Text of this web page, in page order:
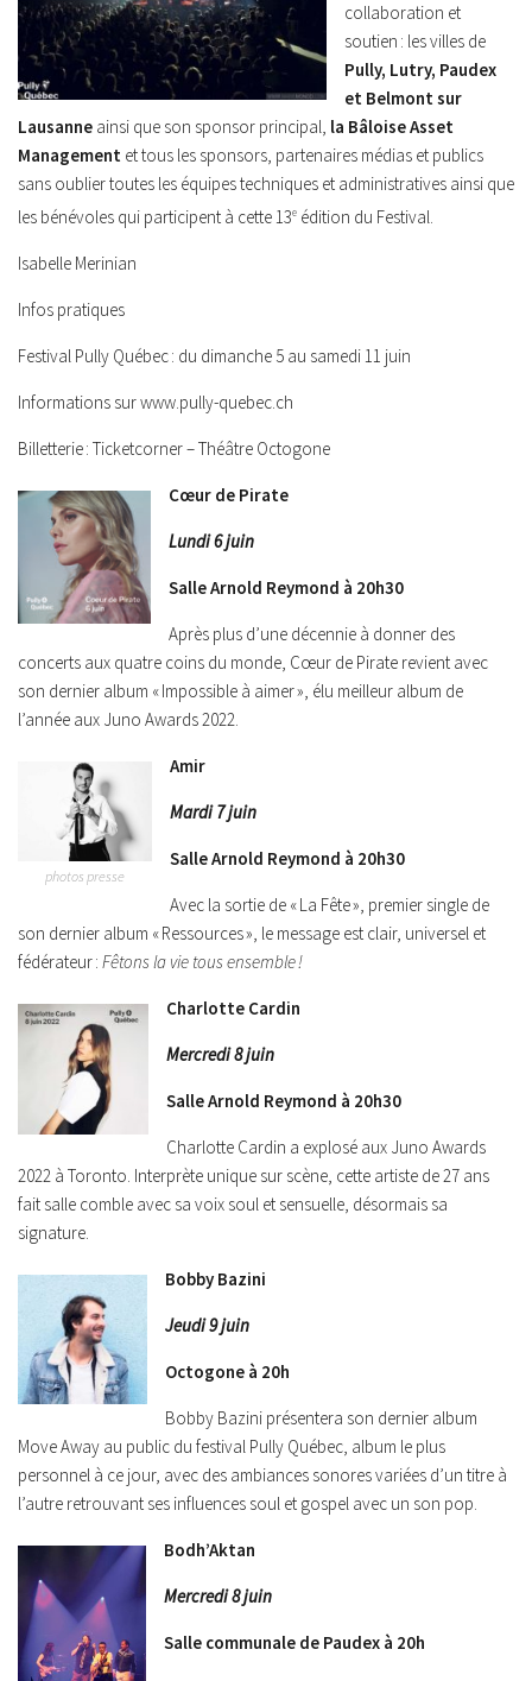
collaboration et
soutien : les villes de
Pully, Lutry, Paudex
et Belmont sur
Lausanne ainsi que son sponsor principal, la Bâloise Asset
Management et tous les sponsors, partenaires médias et publics
sans oublier toutes les équipes techniques et administratives ainsi que
les bénévoles qui participent à cette 13e édition du Festival.
Isabelle Merinian
Infos pratiques
Festival Pully Québec : du dimanche 5 au samedi 11 juin
Informations sur www.pully-quebec.ch
Billetterie : Ticketcorner – Théâtre Octogone
Cœur de Pirate
Lundi 6 juin
Salle Arnold Reymond à 20h30
Après plus d’une décennie à donner des
concerts aux quatre coins du monde, Cœur de Pirate revient avec
son dernier album « Impossible à aimer », élu meilleur album de
l’année aux Juno Awards 2022.
photos presse
Amir
Mardi 7 juin
Salle Arnold Reymond à 20h30
Avec la sortie de « La Fête », premier single de
son dernier album « Ressources », le message est clair, universel et
fédérateur : Fêtons la vie tous ensemble !
Charlotte Cardin
Mercredi 8 juin
Salle Arnold Reymond à 20h30
Charlotte Cardin a explosé aux Juno Awards
2022 à Toronto. Interprète unique sur scène, cette artiste de 27 ans
fait salle comble avec sa voix soul et sensuelle, désormais sa
signature.
Bobby Bazini
Jeudi 9 juin
Octogone à 20h
Bobby Bazini présentera son dernier album
Move Away au public du festival Pully Québec, album le plus
personnel à ce jour, avec des ambiances sonores variées d’un titre à
l’autre retrouvant ses influences soul et gospel avec un son pop.
Bodh’Aktan
Mercredi 8 juin
Salle communale de Paudex à 20h